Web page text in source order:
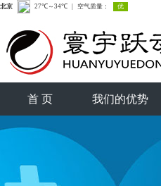
首 页 我们的优势